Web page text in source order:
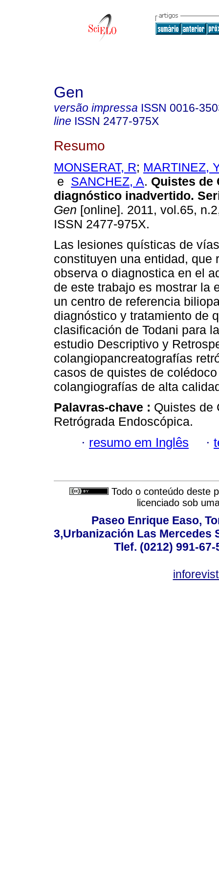
Gen
versão impressa ISSN 0016-
line ISSN 2477-975X
Resumo
MONSERAT, R; MARTINEZ,
e SANCHEZ, A. Quistes de
diagnóstico inadvertido.
Gen [online]. 2011, vol.65,
ISSN 2477-975X.
Las lesiones quísticas de
constituyen una entidad, que
observa o diagnostica en el
de este trabajo es mostrar la
un centro de referencia
diagnóstico y tratamiento de
clasificación de Todani para
estudio Descriptivo y
colangiopancreatografías
casos de quistes de
colangiografías de alta
Palavras-chave : Quistes de
Retrógrada Endoscópica.
· resumo em Inglês ·
Todo o conteúdo deste
licenciado sob
Paseo Enrique Easo,
3,Urbanización Las Mercedes
Tlef. (0212) 991-